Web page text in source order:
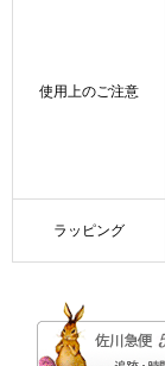
使用上のご注意
ラッピング